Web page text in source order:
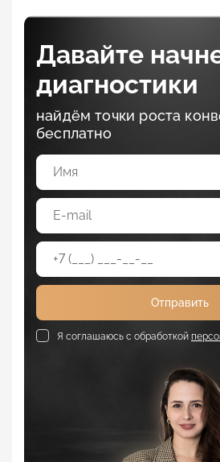
Давайте
диагностики
найдём точки роста
бесплатно
Отправить
Я соглашаюсь с обработкой